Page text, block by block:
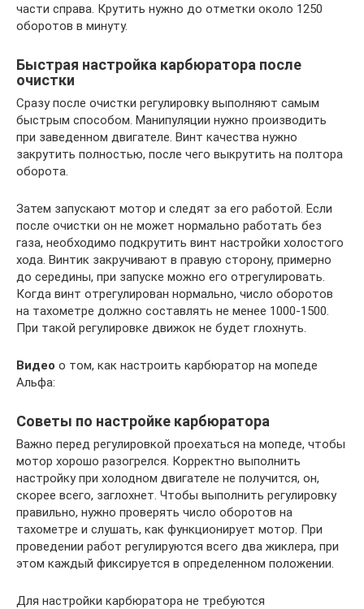
части справа. Крутить нужно до отметки около 1250
оборотов в минуту.
Быстрая настройка карбюратора после
очистки
Сразу после очистки регулировку выполняют самым
быстрым способом. Манипуляции нужно производить
при заведенном двигателе. Винт качества нужно
закрутить полностью, после чего выкрутить на полтора
оборота.
Затем запускают мотор и следят за его работой. Если
после очистки он не может нормально работать без
газа, необходимо подкрутить винт настройки холостого
хода. Винтик закручивают в правую сторону, примерно
до середины, при запуске можно его отрегулировать.
Когда винт отрегулирован нормально, число оборотов
на тахометре должно составлять не менее 1000-1500.
При такой регулировке движок не будет глохнуть.
Видео о том, как настроить карбюратор на мопеде
Альфа:
Советы по настройке карбюратора
Важно перед регулировкой проехаться на мопеде, чтобы
мотор хорошо разогрелся. Корректно выполнить
настройку при холодном двигателе не получится, он,
скорее всего, заглохнет. Чтобы выполнить регулировку
правильно, нужно проверять число оборотов на
тахометре и слушать, как функционирует мотор. При
проведении работ регулируются всего два жиклера, при
этом каждый фиксируется в определенном положении.
Для настройки карбюратора не требуются